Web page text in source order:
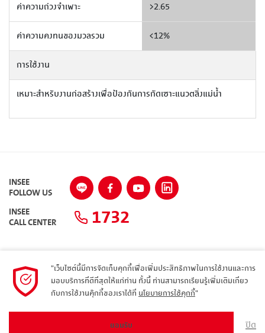
ค่าความถ่วงจำเพาะ >2.65
ค่าความคงทนของมวลรวม <12%
การใช้งาน
เหมาะสำหรับงานก่อสร้างเพื่อป้องกันการกัดเซาะแนวตลิ่งแม่น้ำ
INSEE
FOLLOW US
INSEE
CALL CENTER 1732
นโยบายความเป็นส่วนตัวARIBA
แผนผังเว็บไซต์
"เว็บไซต์นี้มีการจัดเก็บคุกกี้เพื่อเพิ่มประสิทธิภาพในการใช้งานและการ
มอบบริการที่ดีที่สุดให้แก่ท่าน ทั้งนี้ ท่านสามารถเรียนรู้เพิ่มเติมเกี่ยว
กับการใช้งานคุ๊กกี้ของเราได้ที่ นโยบายการใช้คุกกี้"
ยอมรับ ปิด